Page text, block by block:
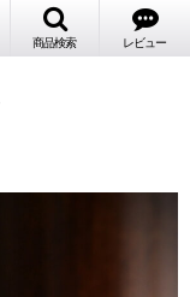
商品検索 レビュー